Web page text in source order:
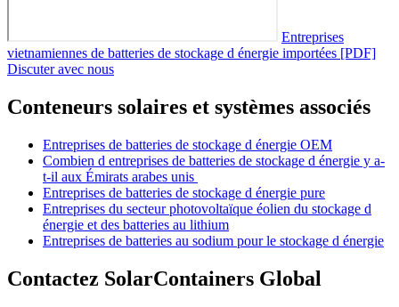
Entreprises
vietnamiennes de batteries de stockage d énergie importées [PDF]
Discuter avec nous
Conteneurs solaires et systèmes associés
Entreprises de batteries de stockage d énergie OEM
Combien d entreprises de batteries de stockage d énergie y a-
t-il aux Émirats arabes unis
Entreprises de batteries de stockage d énergie pure
Entreprises du secteur photovoltaïque éolien du stockage d
énergie et des batteries au lithium
Entreprises de batteries au sodium pour le stockage d énergie
Contactez SolarContainers Global